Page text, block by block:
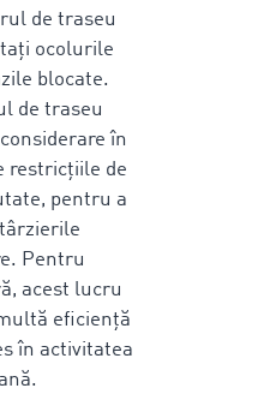
de traseu
ocolurile
blocate.
de traseu
în
restricțiile de
pentru a
Pentru
acest lucru
eficiență
în activitatea